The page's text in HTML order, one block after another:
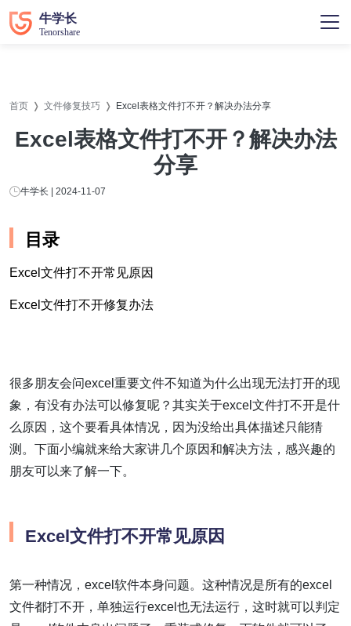
首页 文件修复技巧 Excel表格文件打不开？解决办法分享
Excel表格文件打不开？解决办法
分享
牛学长 | 2024-11-07
目录
Excel文件打不开常见原因
Excel文件打不开修复办法
很多朋友会问excel重要文件不知道为什么出现无法打开的现
象，有没有办法可以修复呢？其实关于excel文件打不开是什
么原因，这个要看具体情况，因为没给出具体描述只能猜
测。下面小编就来给大家讲几个原因和解决方法，感兴趣的
朋友可以来了解一下。
Excel文件打不开常见原因
第一种情况，excel软件本身问题。这种情况是所有的excel
文件都打不开，单独运行excel也无法运行，这时就可以判定